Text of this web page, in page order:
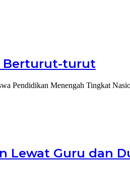
Berturut-turut
Pendidikan Menengah Tingkat
Lewat Guru dan